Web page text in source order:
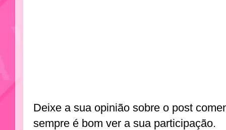
Deixe a sua opinião sobre o post
sempre é bom ver a sua participação.